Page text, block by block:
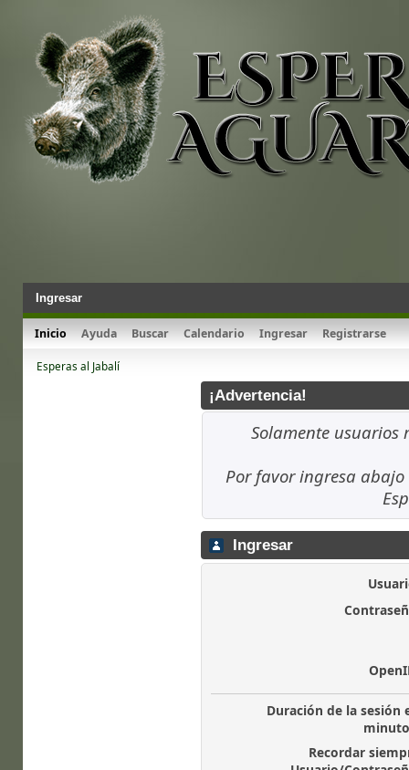
Ingresar
Inicio Ayuda Buscar Calendario Ingresar Registrarse
Esperas al Jabalí
¡Advertencia!
Solamente usuarios
Por favor ingresa
Ingresar
Duración de la sesión
Recordar